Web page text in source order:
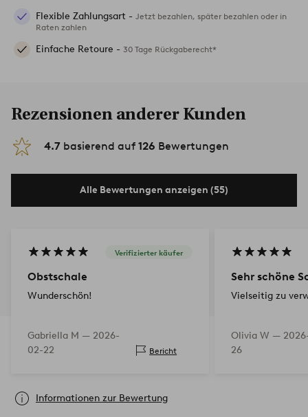
Flexible Zahlungsart - Jetzt bezahlen, später bezahlen oder in
Raten zahlen
Einfache Retoure - 30 Tage Rückgaberecht*
Rezensionen anderer Kunden
4.7 basierend auf 126 Bewertungen
Alle Bewertungen anzeigen (55)
Verifizierter käufer
Obstschale
Wunderschön!
Gabriella M — 2026-
02-22
Bericht
Sehr schöne
Vielseitig zu
Olivia W —
26
Informationen zur Bewertung